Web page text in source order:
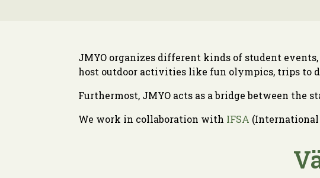
JMYO organizes different kinds of student
host outdoor activities like fun olympics, trips to
Furthermost, JMYO acts as a bridge between the
We work in collaboration with IFSA (International